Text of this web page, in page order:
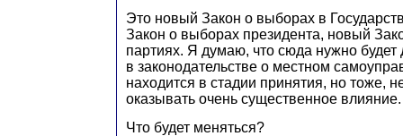
Это новый Закон о выборах в
Закон о выборах президента, новый
партиях. Я думаю, что сюда нужно будет
в законодательстве о местном
находится в стадии принятия, но тоже,
оказывать очень существенное влияние.
Что будет меняться?